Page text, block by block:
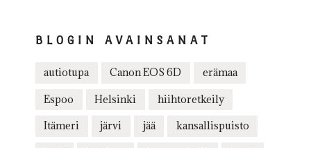
BLOGIN AVAINSANAT
autiotupa Canon EOS 6D erämaa
Espoo Helsinki hiihtoretkeily
Itämeri järvi jää kansallispuisto